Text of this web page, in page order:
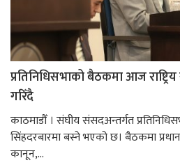
प्रतिनिधिसभाको बैठकमा आज
गरिँदै
काठमाडौँ । संघीय संसदअन्तर्गत
सिंहदरबारमा बस्ने भएको छ। बैठकमा
कानून,...